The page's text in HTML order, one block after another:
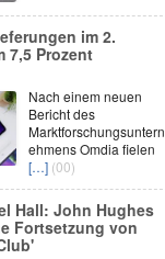
im 2.
7,5 Prozent
Nach einem neuen
Bericht des
Marktforschungsuntern
ehmens Omdia fielen
[…] (00)
Hall: John Hughes
Fortsetzung von